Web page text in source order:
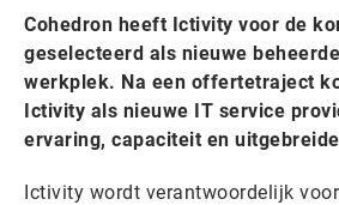
Cohedron heeft Ictivity voor de
geselecteerd als nieuwe
werkplek. Na een offertetraject
Ictivity als nieuwe IT service
ervaring, capaciteit en
Ictivity wordt verantwoordelijk